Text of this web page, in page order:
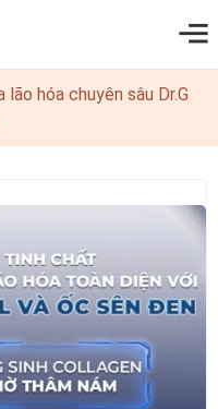
hóa chuyên sâu Dr.G